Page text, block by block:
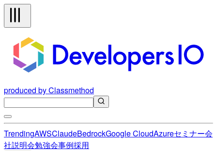
produced by Classmethod
TrendingAWSClaudeBedrockGoogle CloudAzureセミナー会
社説明会勉強会事例採用